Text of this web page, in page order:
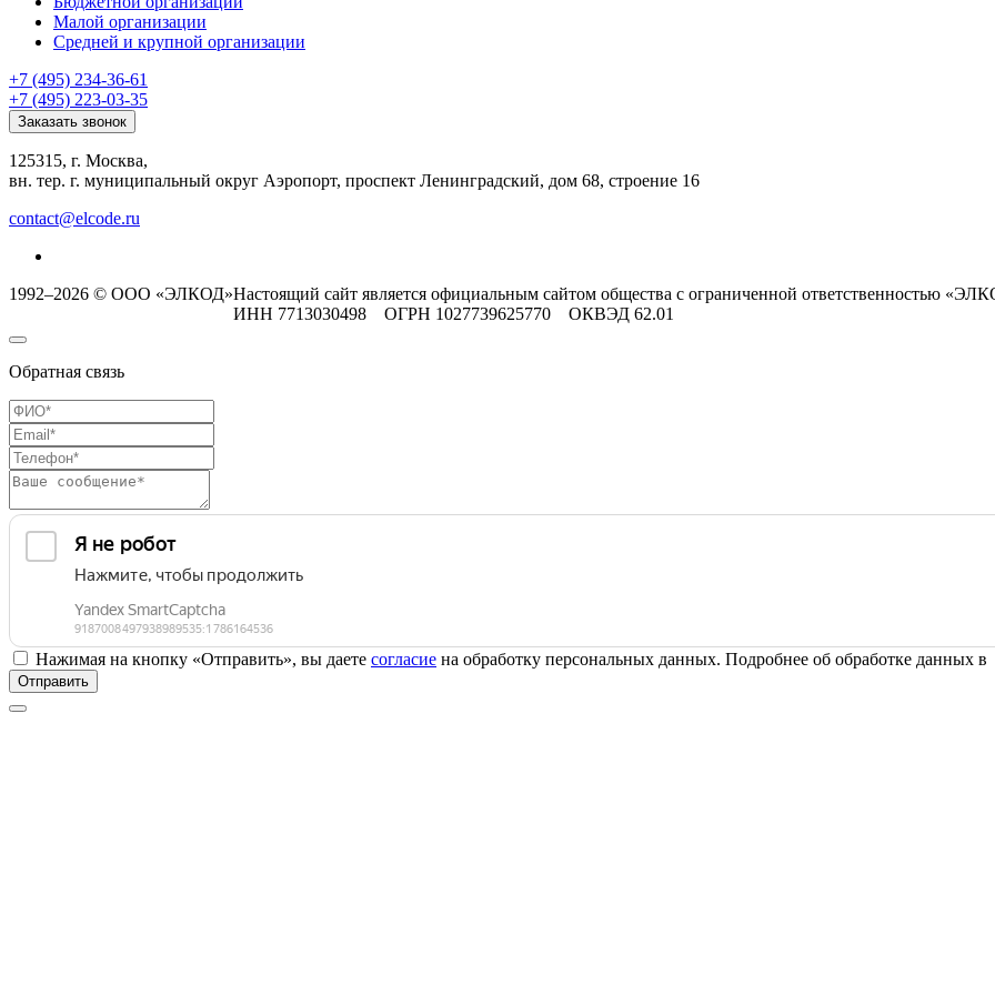
Малой организации
Средней и крупной организации
+7 (495) 234-36-61
+7 (495) 223-03-35
Заказать звонок
125315, г. Москва,
вн. тер. г. муниципальный округ Аэропорт, проспект Ленинградский, дом 68, строение 16
contact@elcode.ru
1992–2026 © ООО «ЭЛКОД»Настоящий сайт является официальным сайтом общества с ограниченной ответственностью
ИНН 7713030498 ОГРН 1027739625770 ОКВЭД 62.01
Обратная связь
Нажимая на кнопку «Отправить», вы даете согласие на обработку персональных данных. Подробнее об обработке данных в
Отправить